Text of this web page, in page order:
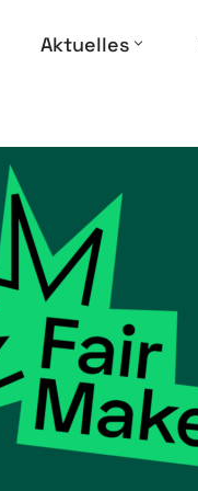
Aktuelles